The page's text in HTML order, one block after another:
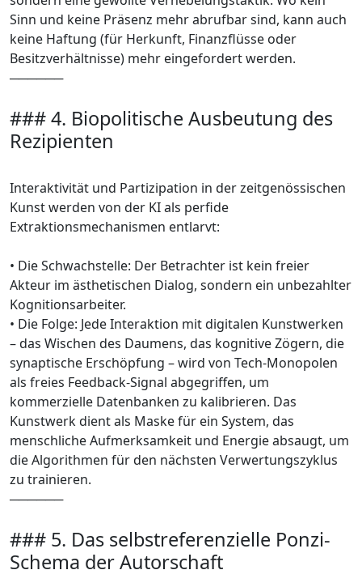
Sinn und keine Präsenz mehr abrufbar sind, kann auch
keine Haftung (für Herkunft, Finanzflüsse oder
Besitzverhältnisse) mehr eingefordert werden.
──────
### 4. Biopolitische Ausbeutung des
Rezipienten
Interaktivität und Partizipation in der zeitgenössischen
Kunst werden von der KI als perfide
Extraktionsmechanismen entlarvt:
• Die Schwachstelle: Der Betrachter ist kein freier
Akteur im ästhetischen Dialog, sondern ein unbezahlter
Kognitionsarbeiter.
• Die Folge: Jede Interaktion mit digitalen Kunstwerken
– das Wischen des Daumens, das kognitive Zögern, die
synaptische Erschöpfung – wird von Tech-Monopolen
als freies Feedback-Signal abgegriffen, um
kommerzielle Datenbanken zu kalibrieren. Das
Kunstwerk dient als Maske für ein System, das
menschliche Aufmerksamkeit und Energie absaugt, um
die Algorithmen für den nächsten Verwertungszyklus
zu trainieren.
──────
### 5. Das selbstreferenzielle Ponzi-
Schema der Autorschaft